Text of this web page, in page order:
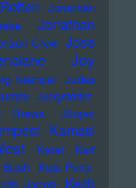
Jonathan
Jonathan
Crew Jose
Joy
Stempel Judas
Jungstötter
Drews
Jürgen
Kamasi
Karat
Karl
Kate Perry
Jarrett
Keith